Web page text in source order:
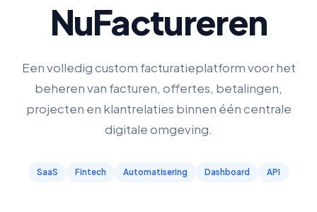
NuFactureren
Een volledig custom facturatieplatform voor het
beheren van facturen, offertes, betalingen,
projecten en klantrelaties binnen één centrale
digitale omgeving.
SaaS Fintech Automatisering Dashboard API